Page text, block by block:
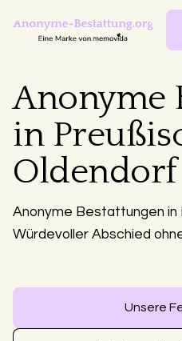
Anonyme
in
Oldendorf
Anonyme Bestattungen in
Würdevoller Abschied
Unsere